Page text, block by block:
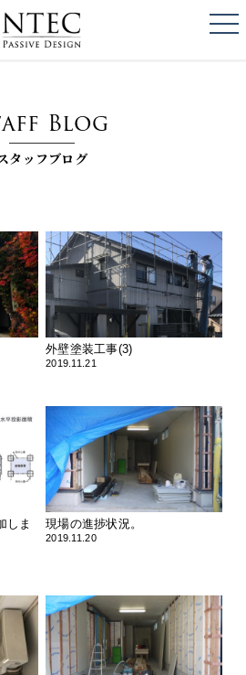
Blog
タッフブログ
外壁塗装工事(3)
2019.11.21
しま
現場の進捗状況。
2019.11.20